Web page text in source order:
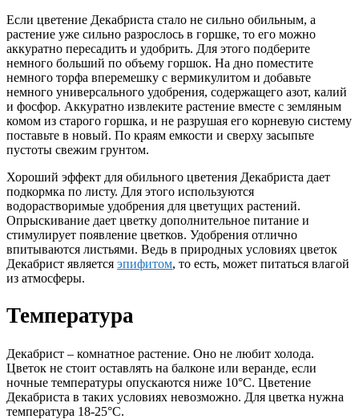
Если цветение Декабриста стало не сильно обильным, а
растение уже сильно разрослось в горшке, то его можно
аккуратно пересадить и удобрить. Для этого подберите
немного больший по объему горшок. На дно поместите
немного торфа вперемешку с вермикулитом и добавьте
немного универсального удобрения, содержащего азот, калий
и фосфор. Аккуратно извлеките растение вместе с земляным
комом из старого горшка, и не разрушая его корневую систему
поставьте в новый. По краям емкости и сверху засыпьте
пустоты свежим грунтом.
Хороший эффект для обильного цветения Декабриста дает
подкормка по листу. Для этого используются
водорастворимые удобрения для цветущих растений.
Опрыскивание дает цветку дополнительное питание и
стимулирует появление цветков. Удобрения отлично
впитываются листьями. Ведь в природных условиях цветок
Декабрист является эпифитом, то есть, может питаться влагой
из атмосферы.
Температура
Декабрист – комнатное растение. Оно не любит холода.
Цветок не стоит оставлять на балконе или веранде, если
ночные температуры опускаются ниже 10°С. Цветение
Декабриста в таких условиях невозможно. Для цветка нужна
температура 18-25°С.